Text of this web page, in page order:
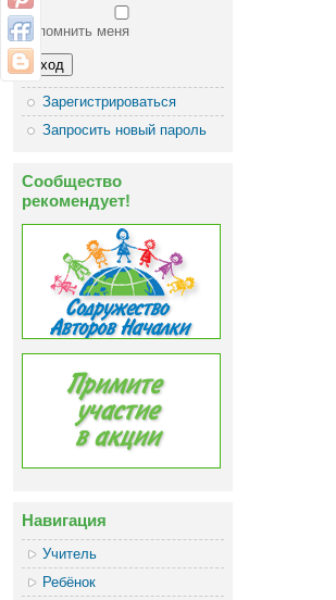
Запомнить меня
Зарегистрироваться
Запросить новый пароль
Сообщество
рекомендует!
Навигация
Учитель
Ребёнок